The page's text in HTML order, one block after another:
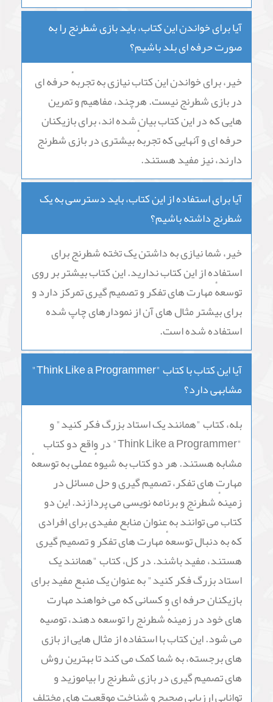
آیا برای خواندن این کتاب، باید بازی شطرنج را به
صورت حرفه ای بلد باشیم؟
خیر، برای خواندن این کتاب نیازی به تجربهٔ حرفه ای
در بازی شطرنج نیست. هرچند، مفاهیم و تمرین
هایی که در این کتاب بیان شده اند، برای بازیکنان
حرفه ای و آنهایی که تجربهٔ بیشتری در بازی شطرنج
دارند، نیز مفید هستند.
آیا برای استفاده از این کتاب، باید دسترسی به یک
شطرنج داشته باشیم؟
خیر، شما نیازی به داشتن یک تخته شطرنج برای
استفاده از این کتاب ندارید. این کتاب بیشتر بر روی
توسعهٔ مهارت های تفکر و تصمیم گیری تمرکز دارد و
برای بیشتر مثال های آن از نمودارهای چاپ شده
استفاده شده است.
آیا این کتاب با کتاب "Think Like a Programmer"
مشابهی دارد؟
بله، کتاب "همانند یک استاد بزرگ فکر کنید" و
"Think Like a Programmer" در واقع دو کتاب
مشابه هستند. هر دو کتاب به شیوهٔ عملی به توسعهٔ
مهارت های تفکر، تصمیم گیری و حل مسائل در
زمینهٔ شطرنج و برنامه نویسی می پردازند. این دو
کتاب می توانند به عنوان منابع مفیدی برای افرادی
که به دنبال توسعهٔ مهارت های تفکر و تصمیم گیری
هستند، مفید باشند. در کل، کتاب "همانند یک
استاد بزرگ فکر کنید" به عنوان یک منبع مفید برای
بازیکنان حرفه ای و کسانی که می خواهند مهارت
های خود در زمینهٔ شطرنج را توسعه دهند، توصیه
می شود. این کتاب با استفاده از مثال هایی از بازی
های برجسته، به شما کمک می کند تا بهترین روش
های تصمیم گیری در بازی شطرنج را بیاموزید و
توانایی ارزیابی صحیح و شناخت موقعیت های مختلف